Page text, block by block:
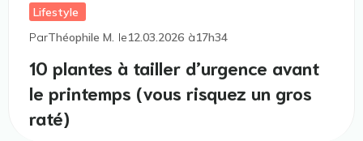
Lifestyle
ParThéophile M. le12.03.2026 à17h34
10 plantes à tailler d’urgence avant
le printemps (vous risquez un gros
raté)